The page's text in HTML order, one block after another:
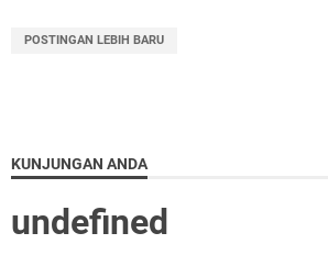
POSTINGAN LEBIH BARU
KUNJUNGAN ANDA
undefned